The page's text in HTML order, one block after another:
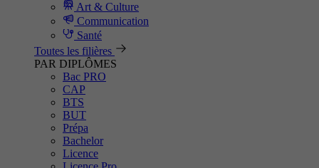
Art & Culture
Communication
Santé
Toutes les filières
PAR DIPLÔMES
Bac PRO
CAP
BTS
BUT
Prépa
Bachelor
Licence